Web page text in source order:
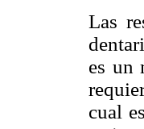
Las
es un
cual